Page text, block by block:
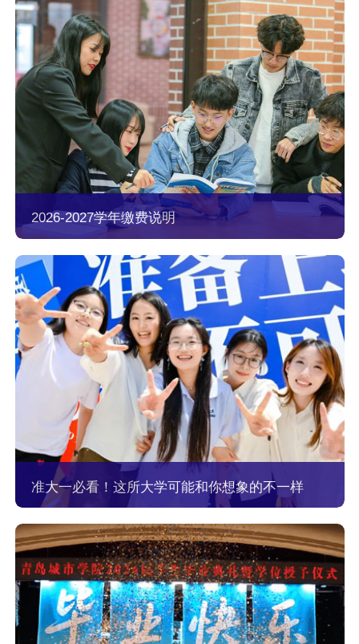
2026-2027学年缴费说明
准大一必看！这所大学可能和你想象的不一样